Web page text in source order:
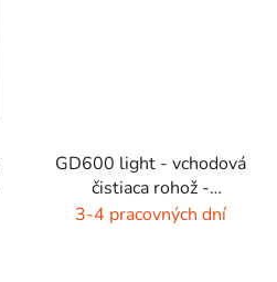
GD600 light - vchodová
čistiaca rohož -
interiér/exteriér
3-4 pracovných dní